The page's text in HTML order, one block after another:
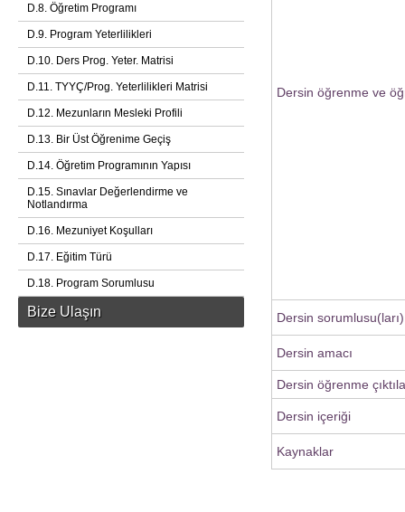
D.8. Öğretim Programı
D.9. Program Yeterlilikleri
D.10. Ders Prog. Yeter. Matrisi
D.11. TYYÇ/Prog. Yeterlilikleri Matrisi
D.12. Mezunların Mesleki Profili
D.13. Bir Üst Öğrenime Geçiş
D.14. Öğretim Programının Yapısı
D.15. Sınavlar Değerlendirme ve
Notlandırma
D.16. Mezuniyet Koşulları
D.17. Eğitim Türü
D.18. Program Sorumlusu
Bize Ulaşın
Dersin öğrenme ve
Dersin sorumlusu(ları)
Dersin amacı
Dersin öğrenme
Dersin içeriği
Kaynaklar